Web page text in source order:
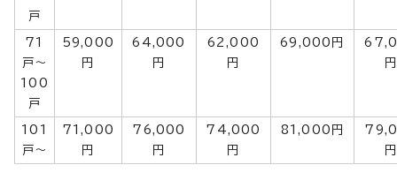
戸
71
戸～
100
戸
59,000
円
64,000
円
62,000
円
69,000円
円
101
戸～
71,000
円
76,000
円
74,000
円
81,000円
円